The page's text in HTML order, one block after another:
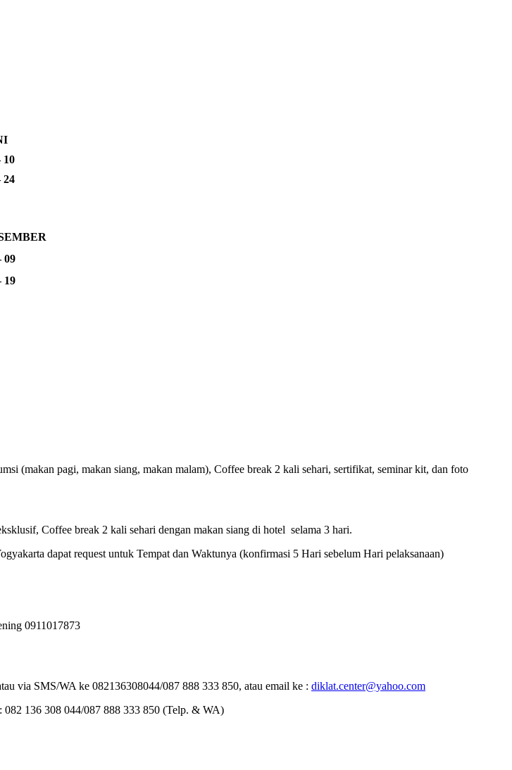
10
24
09
19
(makan pagi, makan siang, makan malam), Coffee break 2 kali sehari, sertifikat, seminar kit, dan foto
Coffee break 2 kali sehari dengan makan siang di hotel selama 3 hari.
dapat request untuk Tempat dan Waktunya (konfirmasi 5 Hari sebelum Hari pelaksanaan)
0911017873
via SMS/WA ke 082136308044/087 888 333 850, atau email ke : diklat.center@yahoo.com
136 308 044/087 888 333 850 (Telp. & WA)